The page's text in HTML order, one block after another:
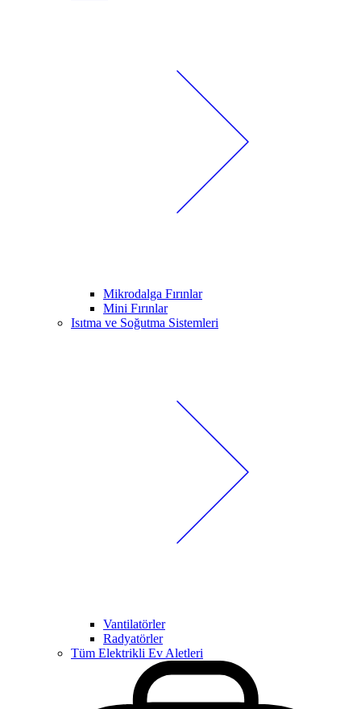
Mikrodalga Fırınlar
Mini Fırınlar
Isıtma ve Soğutma Sistemleri
Vantilatörler
Radyatörler
Tüm Elektrikli Ev Aletleri